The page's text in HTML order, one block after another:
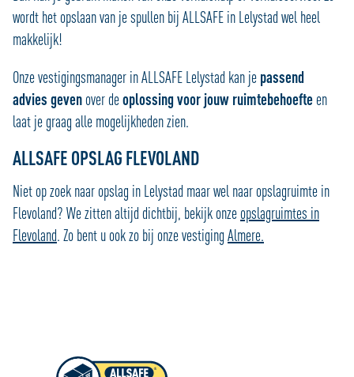
wordt het opslaan van je spullen bij ALLSAFE in Lelystad wel heel
makkelijk!
Onze vestigingsmanager in ALLSAFE Lelystad kan je passend
advies gevenover deoplossing voor jouw ruimtebehoefteen
laat je graag alle mogelijkheden zien.
ALLSAFE OPSLAG FLEVOLAND
Niet op zoek naar opslag in Lelystad maar wel naar opslagruimte in
Flevoland? We zitten altijd dichtbij, bekijk onzeopslagruimtes in
Flevoland. Zo bent u ook zo bij onze vestiging Almere.